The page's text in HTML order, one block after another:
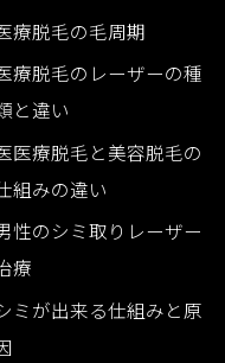
療脱毛の毛周期
療脱毛のレーザーの種
と違い
医療脱毛と美容脱毛の
組みの違い
性のシミ取りレーザー
療
ミが出来る仕組みと原